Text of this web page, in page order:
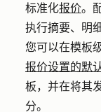
标准化报价。
执行摘要、明
您可以在模板
报价设置的默
板，并在将其
分。